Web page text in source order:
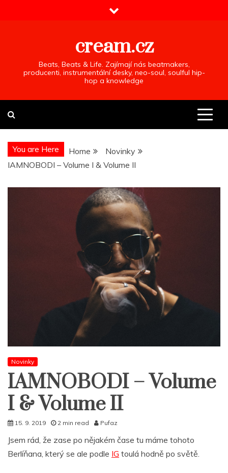
cream.cz
Beats, Beats & Life. Zajímají nás beatmakers,
producenti, instrumentální desky, neo-soul, soulful hip-
hop a knowledge
You are Here Home
Novinky
IAMNOBODI – Volume I & Volume II
Novinky
IAMNOBODI – Volume
I & Volume II
15. 9. 2019 2 min read Pufaz
Jsem rád, že zase po nějakém čase tu máme tohoto
Berlíňana, který se ale podle IG toulá hodně po světě.